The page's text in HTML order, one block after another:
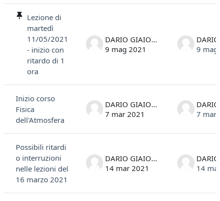
Lezione di
martedì
11/05/2021
- inizio con
ritardo di 1
ora
DARIO GIAIOTTI
9 mag 2021
9
Inizio corso
Fisica
dell'Atmosfera
DARIO GIAIOTTI
7 mar 2021
7 mar
Possibili ritardi
o interruzioni
nelle lezioni del
16 marzo 2021
DARIO GIAIOTTI
14 mar 2021
14